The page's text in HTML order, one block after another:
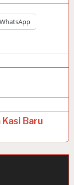
WhatsApp
Baru